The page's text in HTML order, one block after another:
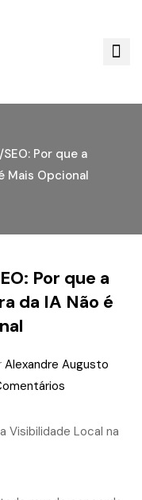
Por que a
Mais Opcional
Por que a
da IA Não é
Alexandre Augusto